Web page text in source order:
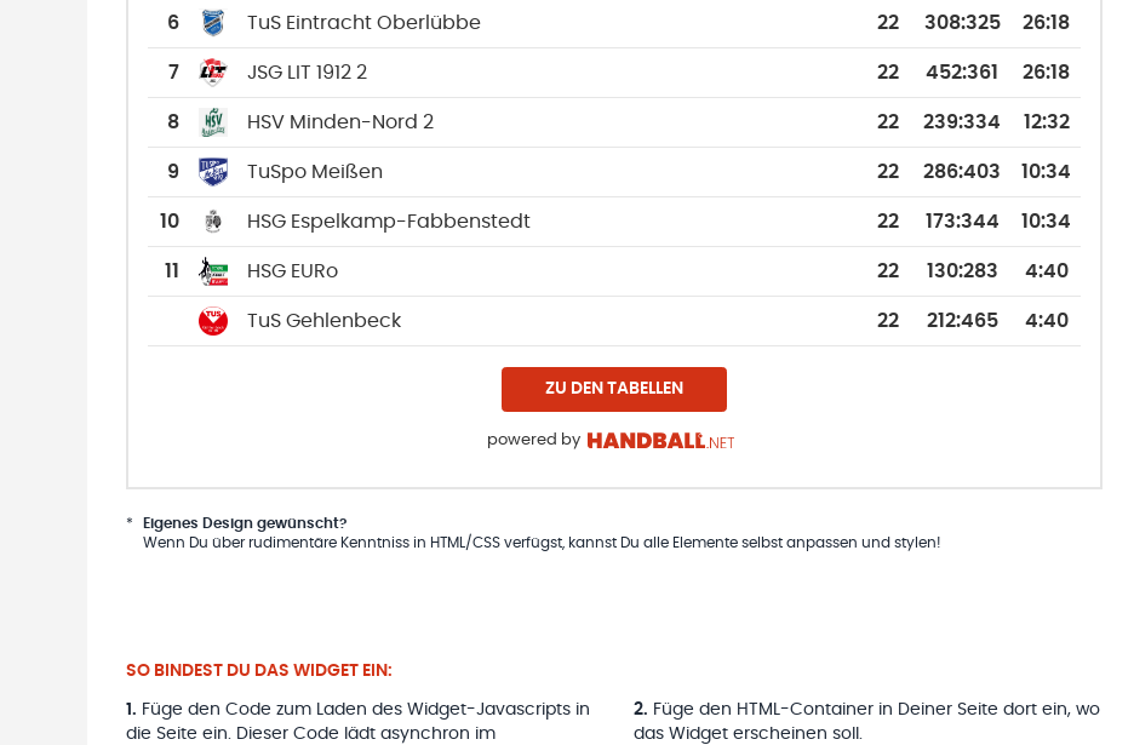
6 TuS Eintracht Oberlübbe 22 308:325 26:18
7 JSG LIT 1912 2 22 452:361 26:18
8 HSV Minden-Nord 2 22 239:334 12:32
9 TuSpo Meißen 22 286:403 10:34
10 HSG Espelkamp-Fabbenstedt 22 173:344 10:34
11 HSG EURo 22 130:283 4:40
TuS Gehlenbeck 22 212:465 4:40
ZU DEN TABELLEN
powered by
*
Eigenes Design gewünscht?
Wenn Du über rudimentäre Kenntniss in HTML/CSS verfügst, kannst Du alle Elemente selbst anpassen und stylen!
SO BINDEST DU DAS WIDGET EIN:
1 . Füge den Code zum Laden des Widget-Javascripts in
die Seite ein. Dieser Code lädt asynchron im
2. Füge den HTML-Container in Deiner Seite dort ein, wo
das Widget erscheinen soll.